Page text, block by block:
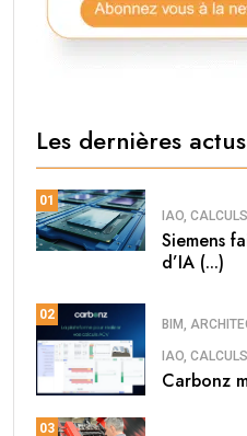
Les dernières actus
01
IAO,
Siemens
d’IA (...)
02
BIM,
IAO,
Carbonz
03